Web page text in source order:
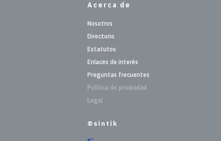
Acerca de
Nosotros
Directorio
Estatutos
Enlaces de interés
Preguntas frecuentes
Política de privacidad
Legal
©sintik